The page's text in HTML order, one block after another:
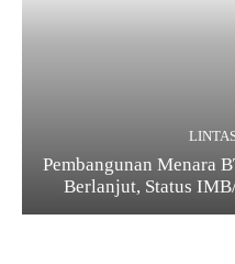
Pembangunan Menara
Berlanjut, Status